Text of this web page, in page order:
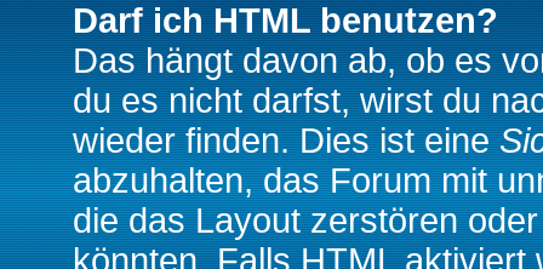
Darf ich HTML benutzen?
Das hängt davon ab, ob es
du es nicht darfst, wirst du
wieder finden. Dies ist eine
abzuhalten, das Forum mit
die das Layout zerstören
könnten. Falls HTML